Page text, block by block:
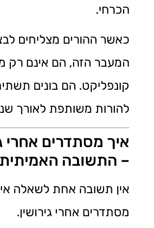
הכרחי.
כאשר ההורים מצליחים
המעבר הזה, הם אינם רק
קונפליקט. הם בונים
להורות משותפת לאורך
איך מסתדרים אחרי
– התשובה האמיתית
אין תשובה אחת לשאלה
מסתדרים אחרי גירושין.